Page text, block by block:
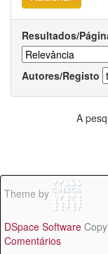
Resultados/
Autores/Registo
A
Theme by
DSpace Software
Comentários